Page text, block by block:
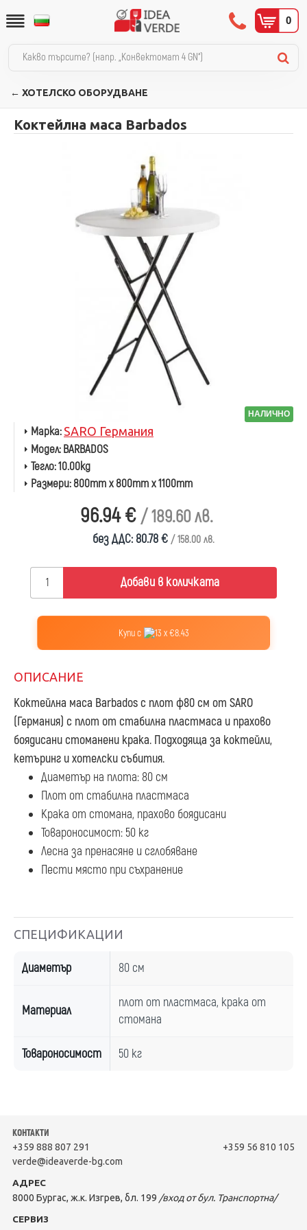
0
← ХОТЕЛСКО ОБОРУДВАНЕ
Коктейлна маса Barbados
НАЛИЧНО
96.94 € / 189.60 лв.
без ДДС: 80.78 € / 158.00 лв.
Марка: SARO Германия
Модел:BARBADOS
Тегло:10.00kg
Размери:800mm x 800mm x 1100mm
Добави в количката
Купи с 13 x €8.43
ОПИСАНИЕ
Коктейлна маса Barbados с плот ф80 см от SARO
(Германия) с плот от стабилна пластмаса и прахово
боядисани стоманени крака. Подходяща за коктейли,
кетъринг и хотелски събития.
Диаметър на плота: 80 см
Плот от стабилна пластмаса
Крака от стомана, прахово боядисани
Товароносимост: 50 кг
Лесна за пренасяне и сглобяване
Пести място при съхранение
СПЕЦИФИКАЦИИ
Диаметър 80 см
Материал
плот от пластмаса, крака от
стомана
Товароносимост 50 кг
КОНТАКТИ
+359 888 807 291
+359 56 810 105
verde@ideaverde-bg.com
АДРЕС
8000 Бургас, ж.к. Изгрев, бл. 199 /вход от бул. Транспортна/
СЕРВИЗ